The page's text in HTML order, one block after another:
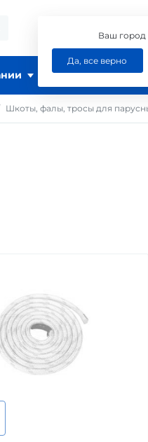
Ваш город
Да, все верно
Шкоты, фалы, тросы для